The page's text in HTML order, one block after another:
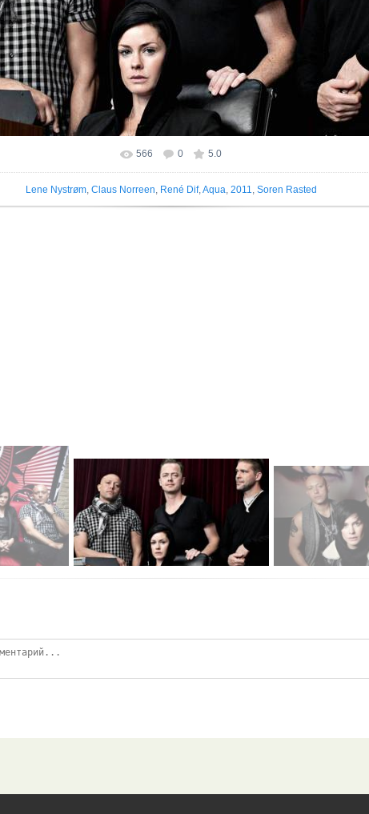
Размер фотографии: 2048x1228
566 0 5.0
Lene Nystrøm, Claus Norreen, René Dif,Aqua, 2011, Soren Rasted